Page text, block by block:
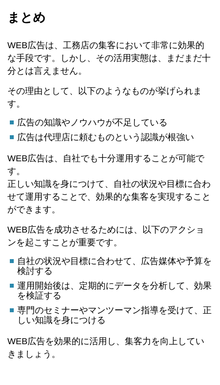
まとめ
WEB広告は、工務店の集客において非常に効果的
な手段です。しかし、その活用実態は、まだまだ十
分とは言えません。
その理由として、以下のようなものが挙げられま
す。
広告の知識やノウハウが不足している
広告は代理店に頼むものという認識が根強い
WEB広告は、自社でも十分運用することが可能で
す。
正しい知識を身につけて、自社の状況や目標に合わ
せて運用することで、効果的な集客を実現すること
ができます。
WEB広告を成功させるためには、以下のアクショ
ンを起こすことが重要です。
自社の状況や目標に合わせて、広告媒体や予算を
検討する
運用開始後は、定期的にデータを分析して、効果
を検証する
専門のセミナーやマンツーマン指導を受けて、正
しい知識を身につける
WEB広告を効果的に活用し、集客力を向上してい
きましょう。